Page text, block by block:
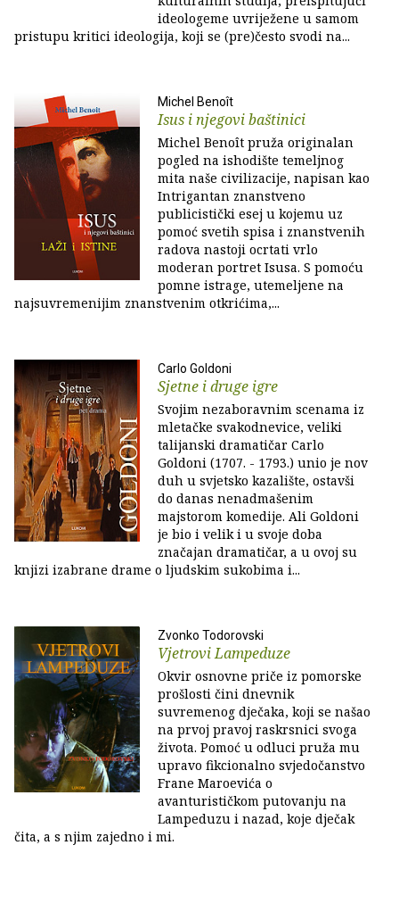
ideologeme uvriježene u samom
pristupu kritici ideologija, koji se (pre)često svodi na...
Michel Benoît
Isus i njegovi baštinici
Michel Benoît pruža originalan
pogled na ishodište temeljnog
mita naše civilizacije, napisan kao
Intrigantan znanstveno
publicistički esej u kojemu uz
pomoć svetih spisa i znanstvenih
radova nastoji ocrtati vrlo
moderan portret Isusa. S pomoću
pomne istrage, utemeljene na
najsuvremenijim znanstvenim otkrićima,...
Carlo Goldoni
Sjetne i druge igre
Svojim nezaboravnim scenama iz
mletačke svakodnevice, veliki
talijanski dramatičar Carlo
Goldoni (1707. - 1793.) unio je nov
duh u svjetsko kazalište, ostavši
do danas nenadmašenim
majstorom komedije. Ali Goldoni
je bio i velik i u svoje doba
značajan dramatičar, a u ovoj su
knjizi izabrane drame o ljudskim sukobima i...
Zvonko Todorovski
Vjetrovi Lampeduze
Okvir osnovne priče iz pomorske
prošlosti čini dnevnik
suvremenog dječaka, koji se našao
na prvoj pravoj raskrsnici svoga
života. Pomoć u odluci pruža mu
upravo fikcionalno svjedočanstvo
Frane Maroevića o
avanturističkom putovanju na
Lampeduzu i nazad, koje dječak
čita, a s njim zajedno i mi.